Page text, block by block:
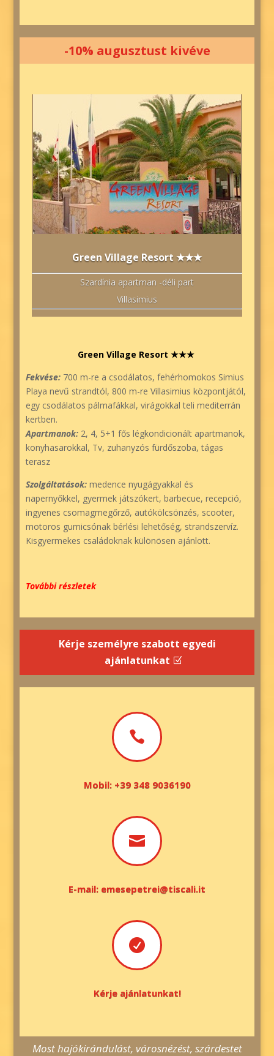
-10% augusztust kivéve
Green Village Resort ★★★
Szardínia apartman -déli part
Villasimius
Green Village Resort ★★★
Fekvése: 700 m-re a csodálatos, fehérhomokos Simius
Playa nevű strandtól, 800 m-re Villasimius központjától,
egy csodálatos pálmafákkal, virágokkal teli mediterrán
kertben.
Apartmanok: 2, 4, 5+1 fős légkondicionált apartmanok,
konyhasarokkal, Tv, zuhanyzós fürdőszoba, tágas
terasz
Szolgáltatások: medence nyugágyakkal és
napernyőkkel, gyermek játszókert, barbecue, recepció,
ingyenes csomagmegőrző, autókölcsönzés, scooter,
motoros gumicsónak bérlési lehetőség, strandszervíz.
Kisgyermekes családoknak különösen ajánlott.
További részletek
Kérje személyre szabott egyedi
ajánlatunkat

Mobil: +39 348 9036190

E-mail: emesepetrei@tiscali.it

Kérje ajánlatunkat!
Most hajókirándulást, városnézést, szárdestet